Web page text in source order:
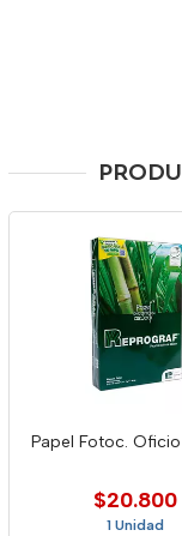
Papel Fotoc.
$20.800
1 Unidad